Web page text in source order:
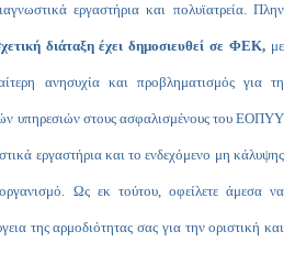
εργαστήρια και πολυϊατρεία. Πλην
διάταξη έχει δημοσιευθεί σε ΦΕΚ, με
ανησυχία και προβληματισμός για τη
υπηρεσιών στους ασφαλισμένους του ΕΟΠΥΥ
εργαστήρια και το ενδεχόμενο μη κάλυψης
Ως εκ τούτου, οφείλετε άμεσα να
της αρμοδιότητας σας για την οριστική και